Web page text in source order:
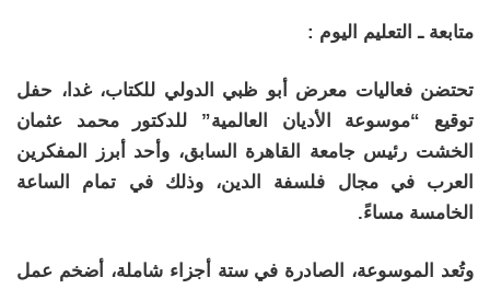
متابعة ـ التعليم اليوم :
تحتضن فعاليات معرض أبو ظبي الدولي للكتاب، غدا، حفل
توقيع “موسوعة الأديان العالمية” للدكتور محمد عثمان
الخشت رئيس جامعة القاهرة السابق، وأحد أبرز المفكرين
العرب في مجال فلسفة الدين، وذلك في تمام الساعة
الخامسة مساءً.
وتُعد الموسوعة، الصادرة في ستة أجزاء شاملة، أضخم عمل